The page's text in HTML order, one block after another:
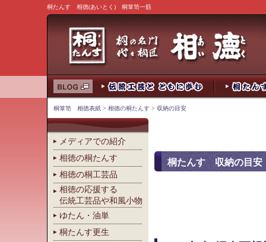
桐たんす 相徳(あいとく) 桐箪笥一筋
桐箪笥 相徳表紙 > 相徳の桐たんす > 収納の目安
メディアでの紹介
相徳の桐たんす
相徳の桐工芸品
相徳の応援する
伝統工芸品や和風小物
ゆたん・油単
桐たんす更生
桐たんす 収納の目安